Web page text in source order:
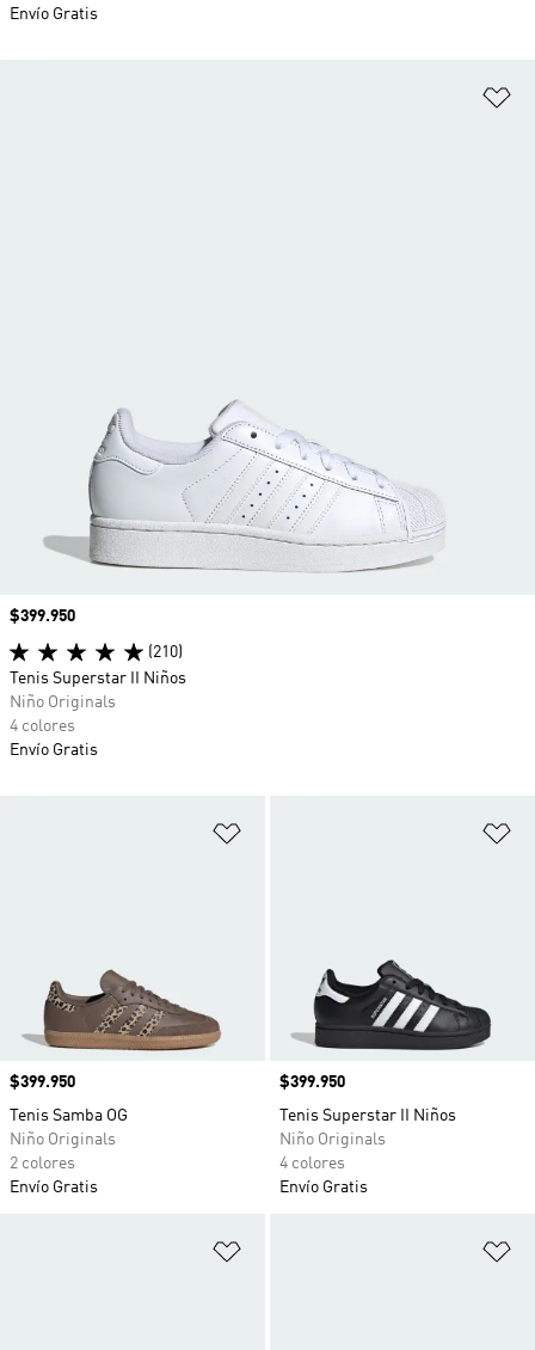
Envío Gratis
Precio
$399.950
Tenis Samba OG
Niño Originals
2 colores
Envío Gratis
Precio
$399.950
Tenis Superstar II Niños
Niño Originals
4 colores
Envío Gratis
Precio
$399.950
(210)
Tenis Superstar II Niños
Niño Originals
4 colores
Envío Gratis